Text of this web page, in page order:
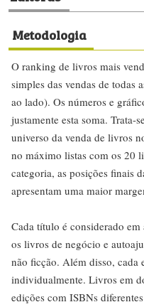
Metodologia
O ranking de livros mais
simples das vendas de todas
ao lado). Os números e
justamente esta soma. Trata-
universo da venda de livros
no máximo listas com os 20
categoria, as posições finais
apresentam uma maior
Cada título é considerado
os livros de negócio e
não ficção. Além disso, cada
individualmente. Livros em
edições com ISBNs